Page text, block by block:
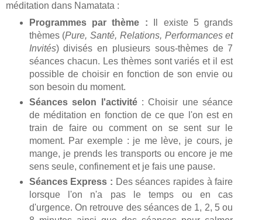
méditation dans Namatata :
Programmes par thème :
Il existe 5 grands
thèmes (Pure, Santé, Relations, Performances et
Invités) divisés en plusieurs sous-thèmes de 7
séances chacun. Les thèmes sont variés et il est
possible de choisir en fonction de son envie ou
son besoin du moment.
Séances selon l'activité : Choisir une séance
de méditation en fonction de ce que l'on est en
train de faire ou comment on se sent sur le
moment. Par exemple : je me lève, je cours, je
mange, je prends les transports ou encore je me
sens seule, confinement et je fais une pause.
Séances Express : Des séances rapides à faire
lorsque l'on n'a pas le temps ou en cas
d'urgence. On retrouve des séances de 1, 2, 5 ou